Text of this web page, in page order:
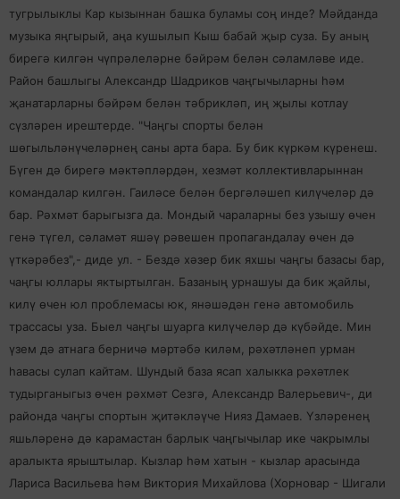
тугрылыклы Кар кызыннан башка буламы соң инде? Мәйданда
музыка яңгырый, аңа кушылып Кыш бабай җыр суза. Бу аның
бирегә килгән чүпрәлеләрне бәйрәм белән сәламләве иде.
Район башлыгы Александр Шадриков чаңгычыларны һәм
җанатарларны бәйрәм белән тәбрикләп, иң җылы котлау
сүзләрен ирештерде. "Чаңгы спорты белән
шөгыльләнүчеләрнең саны арта бара. Бу бик күркәм күренеш.
Бүген дә бирегә мәктәпләрдән, хезмәт коллективларыннан
командалар килгән. Гаиләсе белән бергәләшеп килүчеләр дә
бар. Рәхмәт барыгызга да. Мондый чараларны без узышу өчен
генә түгел, сәламәт яшәү рәвешен пропагандалау өчен дә
үткәрәбез",- диде ул. - Бездә хәзер бик яхшы чаңгы базасы бар,
чаңгы юллары яктыртылган. Базаның урнашуы да бик җайлы,
килү өчен юл проблемасы юк, янәшәдән генә автомобиль
трассасы уза. Быел чаңгы шуарга килүчеләр дә күбәйде. Мин
үзем дә атнага берничә мәртәбә киләм, рәхәтләнеп урман
һавасы сулап кайтам. Шундый база ясап халыкка рәхәтлек
тудырганыгыз өчен рәхмәт Сезгә, Александр Валерьевич-, ди
районда чаңгы спортын җитәкләүче Нияз Дамаев. Үзләренең
яшьләренә дә карамастан барлык чаңгычылар ике чакрымлы
аралыкта ярыштылар. Кызлар һәм хатын - кызлар арасында
Лариса Васильева һәм Виктория Михайлова (Хорновар - Шигали